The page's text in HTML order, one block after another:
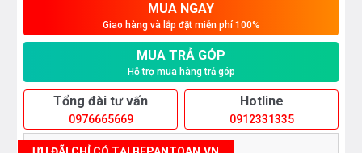
MUA NGAY
Giao hàng và lắp đặt miễn phí 100%
MUA TRẢ GÓP
Hỗ trợ mua hàng trả góp
Tổng đài tư vấn
0976665669
Hotline
0912331335